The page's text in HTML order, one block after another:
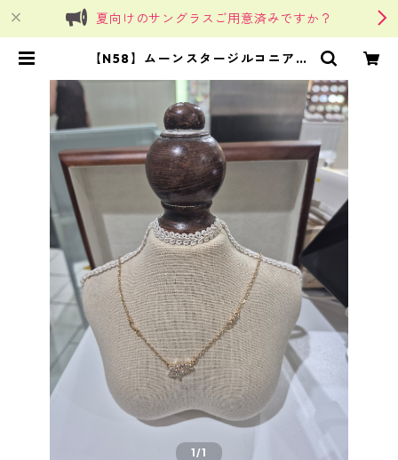
夏向けのサングラスご用意済みですか？
【N58】ムーンスタージルコニアネ
1/1